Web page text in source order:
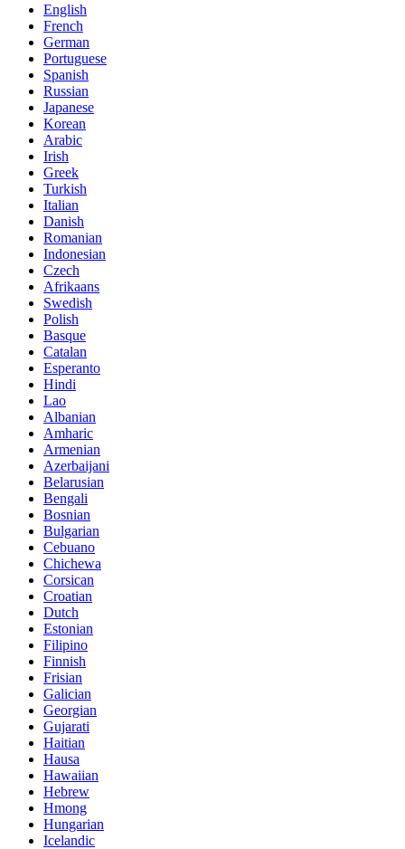
English
French
German
Portuguese
Spanish
Russian
Japanese
Korean
Arabic
Irish
Greek
Turkish
Italian
Danish
Romanian
Indonesian
Czech
Afrikaans
Swedish
Polish
Basque
Catalan
Esperanto
Hindi
Lao
Albanian
Amharic
Armenian
Azerbaijani
Belarusian
Bengali
Bosnian
Bulgarian
Cebuano
Chichewa
Corsican
Croatian
Dutch
Estonian
Filipino
Finnish
Frisian
Galician
Georgian
Gujarati
Haitian
Hausa
Hawaiian
Hebrew
Hmong
Hungarian
Icelandic